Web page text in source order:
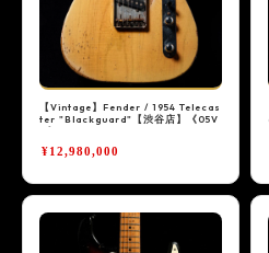
【Vintage】Fender / 1954 Telecas
ter "Blackguard"【渋谷店】《05V
G》
¥12,980,000
御茶ノ水本店
WINDPAL
渋谷店 新宿
名古屋栄店 心斎